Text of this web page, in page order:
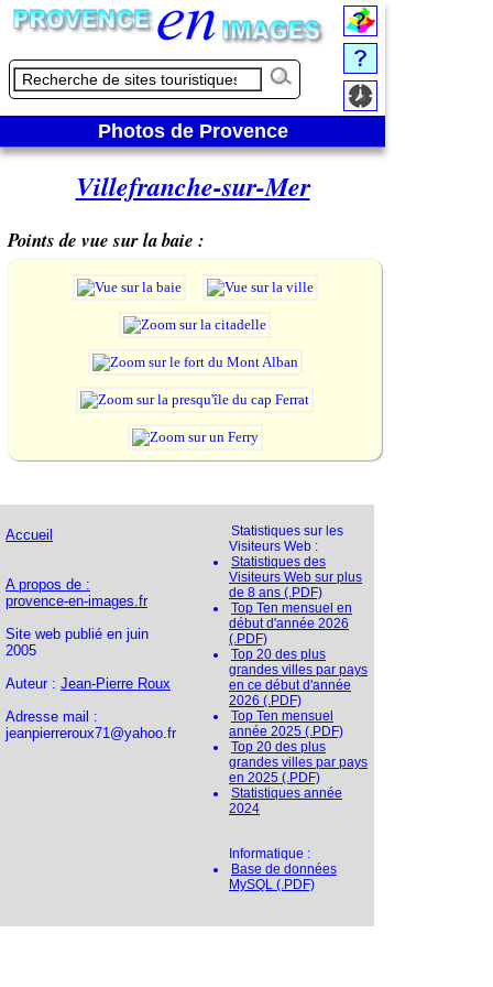
Photos de Provence
Villefranche-sur-Mer
Points de vue sur la baie :
Accueil
A propos de :
provence-en-images.fr
Site web publié en juin
2005
Auteur : Jean-Pierre Roux
Adresse mail :
jeanpierreroux71@yahoo.fr
Statistiques sur les
Visiteurs Web :
Statistiques des
Visiteurs Web sur plus
de 8 ans (.PDF)
Top Ten mensuel en
début d'année 2026
(.PDF)
Top 20 des plus
grandes villes par pays
en ce début d'année
2026 (.PDF)
Top Ten mensuel
année 2025 (.PDF)
Top 20 des plus
grandes villes par pays
en 2025 (.PDF)
Statistiques année
2024
Informatique :
Base de données
MySQL (.PDF)